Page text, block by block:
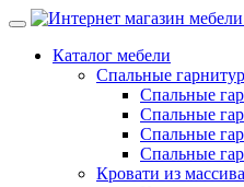
Каталог мебели
Спальные
Спальные
Спальные
Спальные
Спальные
Кровати из массива